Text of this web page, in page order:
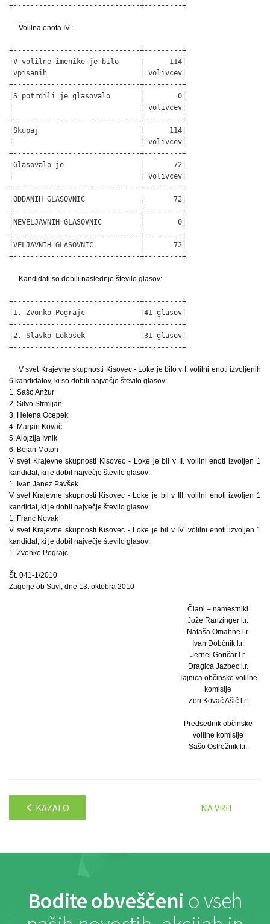
+------------------------------+---------+
Volilna enota IV.:
+------------------------------+---------+
|V volilne imenike je bilo     |      114|
|vpisanih                      | volivcev|
+------------------------------+---------+
|S potrdili je glasovalo       |        0|
|                              | volivcev|
+------------------------------+---------+
|Skupaj                        |      114|
|                              | volivcev|
+------------------------------+---------+
|Glasovalo je                  |       72|
|                              | volivcev|
+------------------------------+---------+
|ODDANIH GLASOVNIC             |       72|
+------------------------------+---------+
|NEVELJAVNIH GLASOVNIC         |        0|
+------------------------------+---------+
|VELJAVNIH GLASOVNIC           |       72|
+------------------------------+---------+
Kandidati so dobili naslednje število glasov:
+------------------------------+---------+
|1. Zvonko Pograjc             |41 glasov|
+------------------------------+---------+
|2. Slavko Lokošek             |31 glasov|
+------------------------------+---------+
V svet Krajevne skupnosti Kisovec - Loke je bilo v I. volilni enoti izvoljenih
6 kandidatov, ki so dobili največje število glasov:
1. Sašo Anžur
2. Silvo Strmljan
3. Helena Ocepek
4. Marjan Kovač
5. Alojzija Ivnik
6. Bojan Motoh
V svet Krajevne skupnosti Kisovec - Loke je bil v II. volilni enoti izvoljen 1
kandidat, ki je dobil največje število glasov:
1. Ivan Janez Pavšek
V svet Krajevne skupnosti Kisovec - Loke je bil v III. volilni enoti izvoljen 1
kandidat, ki je dobil največje število glasov:
1. Franc Novak
V svet Krajevne skupnosti Kisovec - Loke je bil v IV. volilni enoti izvoljen 1
kandidat, ki je dobil največje število glasov:
1. Zvonko Pograjc.
Št. 041-1/2010
Zagorje ob Savi, dne 13. oktobra 2010
Člani – namestniki
Jože Ranzinger l.r.
Nataša Omahne l.r.
Ivan Dobčnik l.r.
Jernej Goričar l.r.
Dragica Jazbec l.r.
Tajnica občinske volilne
komisije
Zori Kovač Ašič l.r.
Predsednik občinske
volilne komisije
Sašo Ostrožnik l.r.
KAZALO NA VRH
Bodite obveščeni o vseh